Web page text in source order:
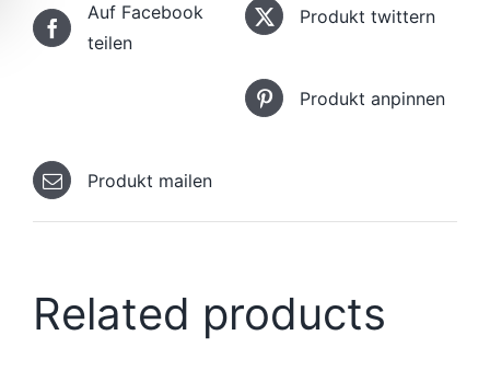
Auf Facebook
teilen
Produkt twittern
Produkt anpinnen
Produkt mailen
Related products